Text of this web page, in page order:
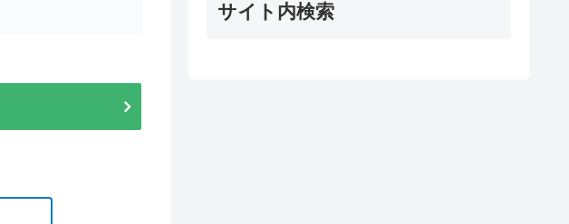
サイト内検索